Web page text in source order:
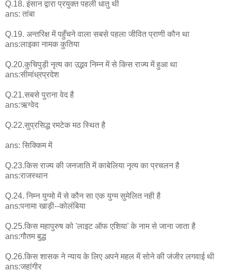
Q.18. इंसान द्वारा प्रयुक्त पहली धातु थी
ans: तांबा
Q.19. अन्तरिक्ष में पहुँचने वाला सबसे पहला जीवित प्राणी कौन था
ans:लाइका नामक कुतिया
Q.20.कुचिपुड़ी नृत्य का उद्भव निम्न में से किस राज्य में हुआ था
ans:सीमांध्रप्रदेश
Q.21.सबसे पुराना वेद है
ans:ऋग्वेद
Q.22.सुप्रसिद्ध रमटेक मठ स्थित है
ans: सिक्किम में
Q.23.किस राज्य की जनजाति में काबेलिया नृत्य का प्रचलन है
ans:राजस्थान
Q.24. निम्न युग्मो में से कौन सा एक युग्म सुमेलित नही है
ans:पनामा खाड़ी--कोलंबिया
Q.25.किस महापुरुष को 'लाइट ऑफ एशिया' के नाम से जाना जाता है
ans:गौतम बुद्ध
Q.26.किस शासक ने न्याय के लिए अपने महल में सोने की जंजीर लगवाई थी
ans:जहांगीर